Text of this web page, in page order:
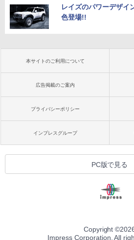
レイズのパワーデザイ
色登場!!
本サイトのご利用について
広告掲載のご案内
プライバシーポリシー
インプレスグループ
PC版で見る
Copyright ©
Impress Corporation. All